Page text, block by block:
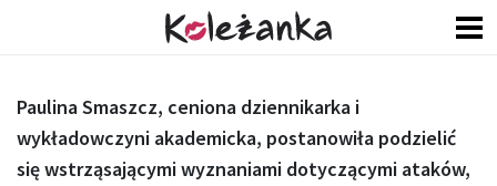
Paulina Smaszcz, ceniona dziennikarka i
wykładowczyni akademicka, postanowiła podzielić
się wstrząsającymi wyznaniami dotyczącymi ataków,